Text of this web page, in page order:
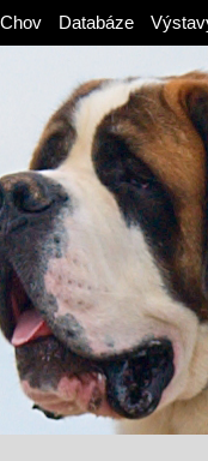
Chov Databáze